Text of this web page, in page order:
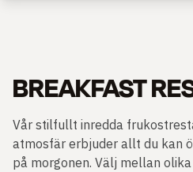
BREAKFAST
Vår stilfullt inredda
atmosfär erbjuder allt du kan
på morgonen. Välj mellan